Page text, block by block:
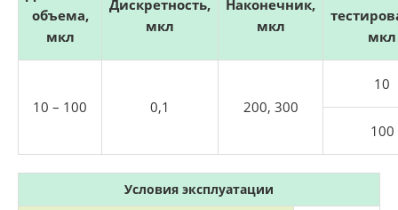
объема,
мкл
Дискретность,
мкл
Наконечник,
мкл
мкл
10 – 100 0,1 200, 300
10
100
Условия эксплуатации